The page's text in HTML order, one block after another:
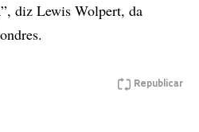
diz Lewis Wolpert, da
Republicar